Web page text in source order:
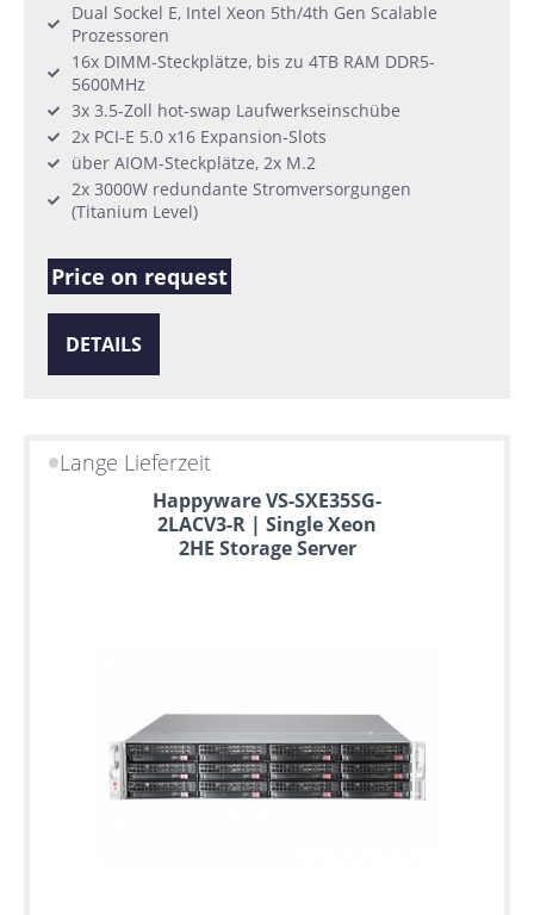
Dual Sockel E, Intel Xeon 5th/4th Gen Scalable
Prozessoren
16x DIMM-Steckplätze, bis zu 4TB RAM DDR5-
5600MHz
3x 3.5-Zoll hot-swap Laufwerkseinschübe
2x PCI-E 5.0 x16 Expansion-Slots
über AIOM-Steckplätze, 2x M.2
2x 3000W redundante Stromversorgungen
(Titanium Level)
Price on request
DETAILS
Lange Lieferzeit
Happyware VS-SXE35SG-
2LACV3-R | Single Xeon
2HE Storage Server